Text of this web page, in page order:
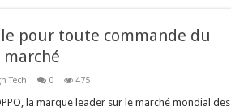
pour toute commande du
marché
Tech 0 475
la marque leader sur le marché mondial des